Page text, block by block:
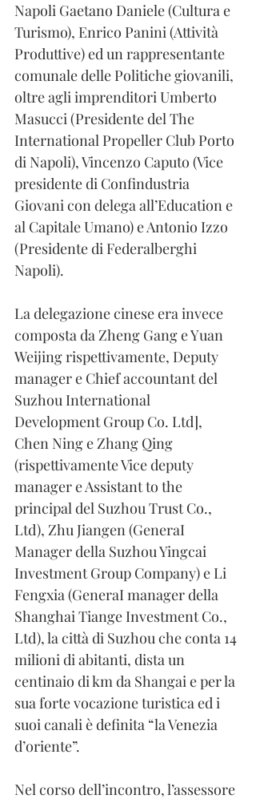
Napoli Gaetano Daniele (Cultura e
Turismo), Enrico Panini (Attività
Produttive) ed un rappresentante
comunale delle Politiche giovanili,
oltre agli imprenditori Umberto
Masucci (Presidente del The
International Propeller Club Porto
di Napoli), Vincenzo Caputo (Vice
presidente di Confindustria
Giovani con delega all’Education e
al Capitale Umano) e Antonio Izzo
(Presidente di Federalberghi
Napoli).
La delegazione cinese era invece
composta da Zheng Gang e Yuan
Weijing rispettivamente, Deputy
manager e Chief accountant del
Suzhou International
Development Group Co. Ltd],
Chen Ning e Zhang Qing
(rispettivamente Vice deputy
manager e Assistant to the
principal del Suzhou Trust Co.,
Ltd), Zhu Jiangen (GeneraI
Manager della Suzhou Yingcai
Investment Group Company) e Li
Fengxia (GeneraI manager della
Shanghai Tiange Investment Co.,
Ltd), la città di Suzhou che conta 14
milioni di abitanti, dista un
centinaio di km da Shangai e per la
sua forte vocazione turistica ed i
suoi canali è definita “la Venezia
d’oriente”.
Nel corso dell’incontro, l’assessore